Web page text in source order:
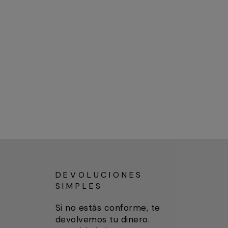
DEVOLUCIONES
SIMPLES
Si no estás conforme, te
devolvemos tu dinero.